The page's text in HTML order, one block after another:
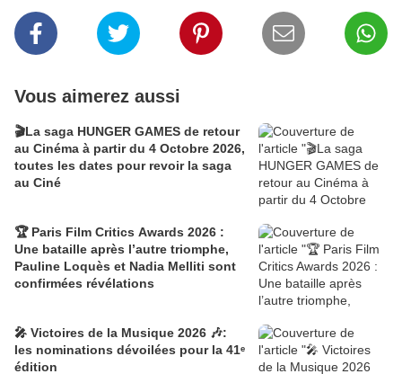
Vous aimerez aussi
🎬La saga HUNGER GAMES de retour
au Cinéma à partir du 4 Octobre 2026,
toutes les dates pour revoir la saga
au Ciné
🏆 Paris Film Critics Awards 2026 :
Une bataille après l’autre triomphe,
Pauline Loquès et Nadia Melliti sont
confirmées révélations
🎤 Victoires de la Musique 2026 🎶:
les nominations dévoilées pour la 41ᵉ
édition